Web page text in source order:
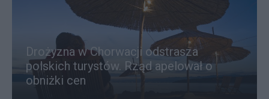
Drożyzna w Chorwacji odstrasza
polskich turystów. Rząd apelował o
obniżki cen